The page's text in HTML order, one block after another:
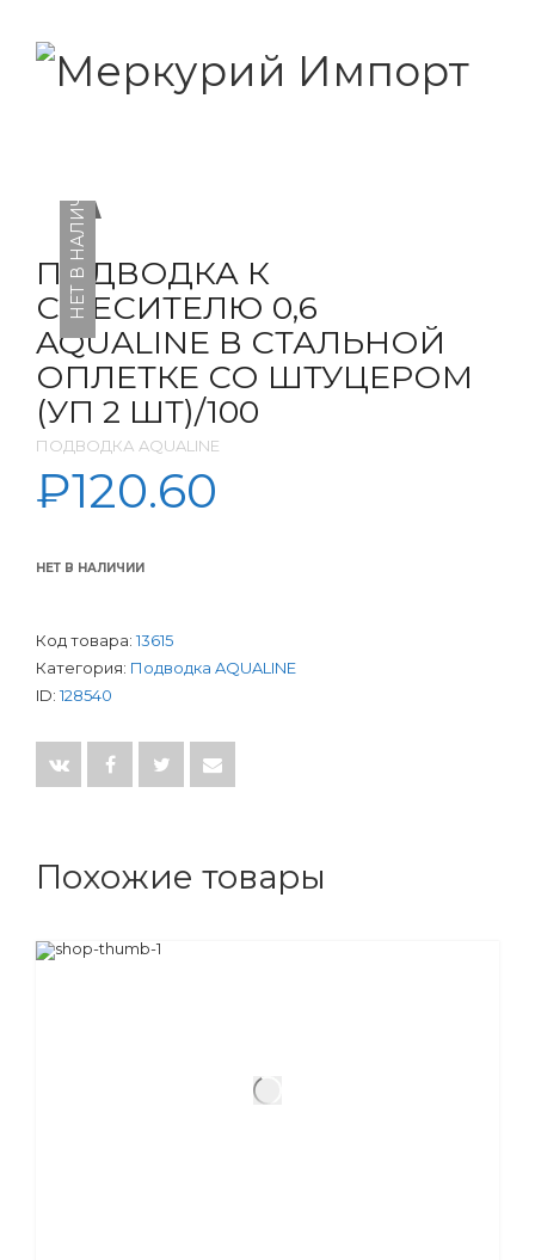
НЕТ В НАЛИЧИИ
ПОДВОДКА К
СМЕСИТЕЛЮ 0,6
AQUALINE В СТАЛЬНОЙ
ОПЛЕТКЕ СО ШТУЦЕРОМ
(УП 2 ШТ)/100
ПОДВОДКА AQUALINE
₽120.60
НЕТ В НАЛИЧИИ
Код товара: 13615
Категория: Подводка AQUALINE
ID: 128540
Похожие товары